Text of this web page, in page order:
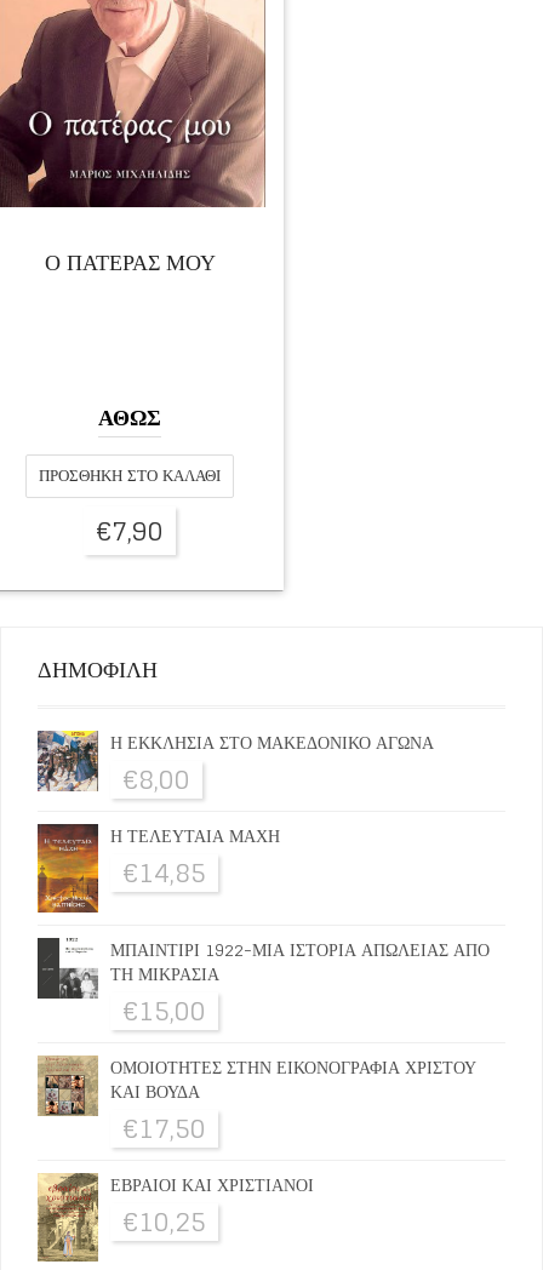
Ο ΠΑΤΕΡΑΣ ΜΟΥ
ΑΘΩΣ
ΠΡΟΣΘΉΚΗ ΣΤΟ ΚΑΛΆΘΙ
€7,90
ΔΗΜΟΦΙΛΗ
Η ΕΚΚΛΗΣΙΑ ΣΤΟ ΜΑΚΕΔΟΝΙΚΟ ΑΓΩΝΑ
€8,00
Η ΤΕΛΕΥΤΑΙΑ ΜΑΧΗ
€14,85
ΜΠΑΙΝΤΙΡΙ 1922-ΜΙΑ ΙΣΤΟΡΙΑ ΑΠΩΛΕΙΑΣ ΑΠΟ
ΤΗ ΜΙΚΡΑΣΙΑ
€15,00
ΟΜΟΙΟΤΗΤΕΣ ΣΤΗΝ ΕΙΚΟΝΟΓΡΑΦΙΑ ΧΡΙΣΤΟΥ
ΚΑΙ ΒΟΥΔΑ
€17,50
ΕΒΡΑΙΟΙ ΚΑΙ ΧΡΙΣΤΙΑΝΟΙ
€10,25